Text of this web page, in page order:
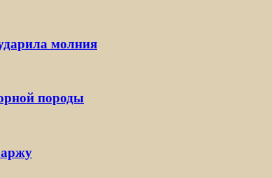
молния
породы